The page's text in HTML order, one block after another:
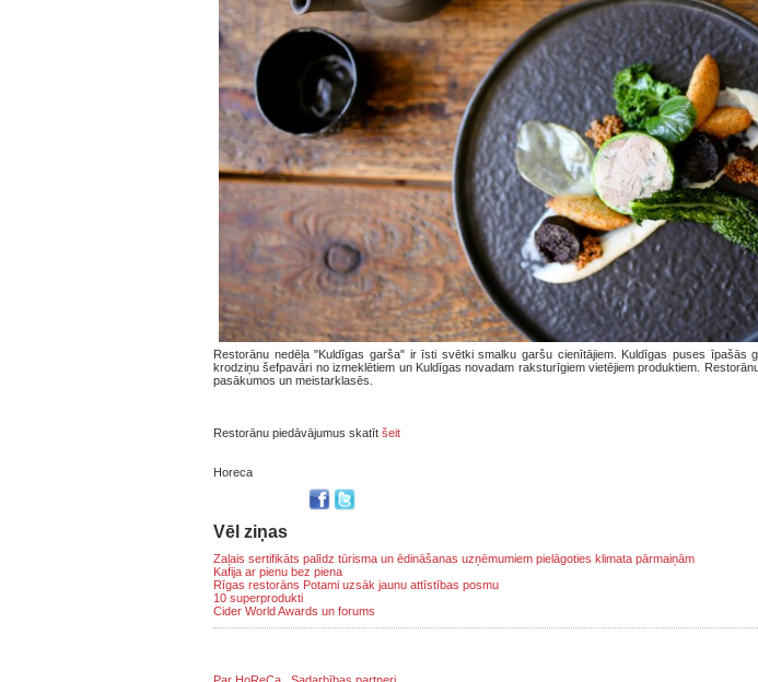
Restorānu nedēļa "Kuldīgas garša" ir īsti svētki smalku garšu cienītājiem. Kuldīgas puses īpašās
krodziņu šefpavāri no izmeklētiem un Kuldīgas novadam raksturīgiem vietējiem produktiem.
pasākumos un meistarklasēs.
Restorānu piedāvājumus skatīt šeit
Horeca
Vēl ziņas
Zaļais sertifikāts palīdz tūrisma un ēdināšanas uzņēmumiem pielāgoties klimata pārmaiņām
Kafija ar pienu bez piena
Rīgas restorāns Potami uzsāk jaunu attīstības posmu
10 superprodukti
Cider World Awards un forums